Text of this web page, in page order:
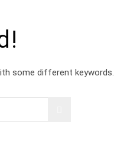
some different keywords.